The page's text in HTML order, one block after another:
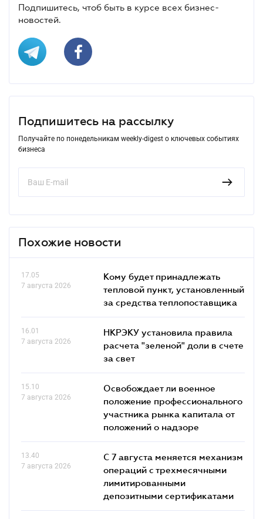
Подпишитесь, чтоб быть в курсе всех бизнес-
новостей.
Подпишитесь на рассылку
Получайте по понедельникам weekly-digest о ключевых событиях
бизнеса
Похожие новости
17.05
7 августа 2026
Кому будет принадлежать
тепловой пункт, установленный
за средства теплопоставщика
16.01
7 августа 2026
НКРЭКУ установила правила
расчета "зеленой" доли в счете
за свет
15.10
7 августа 2026
Освобождает ли военное
положение профессионального
участника рынка капитала от
положений о надзоре
13.40
7 августа 2026
С 7 августа меняется механизм
операций с трехмесячными
лимитированными
депозитными сертификатами